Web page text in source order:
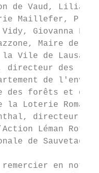
de Vaud,
Maillefer,
Vidy, Giovanna
Maire de
Vile de
directeur des
de
des forêts et du
la Loterie
directeur
Léman
de Sauvetage
en